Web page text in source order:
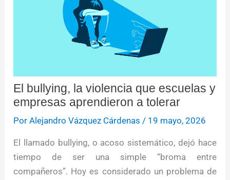
El bullying, la violencia que escuelas y
empresas aprendieron a tolerar
PorAlejandro Vázquez Cárdenas / 19 mayo, 2026
El llamado bullying, o acoso sistemático, dejó hace
tiempo de ser una simple “broma entre
compañeros”. Hoy es considerado un problema de